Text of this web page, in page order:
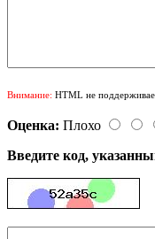
Внимание: HTML не
Оценка: Плохо
Введите код,